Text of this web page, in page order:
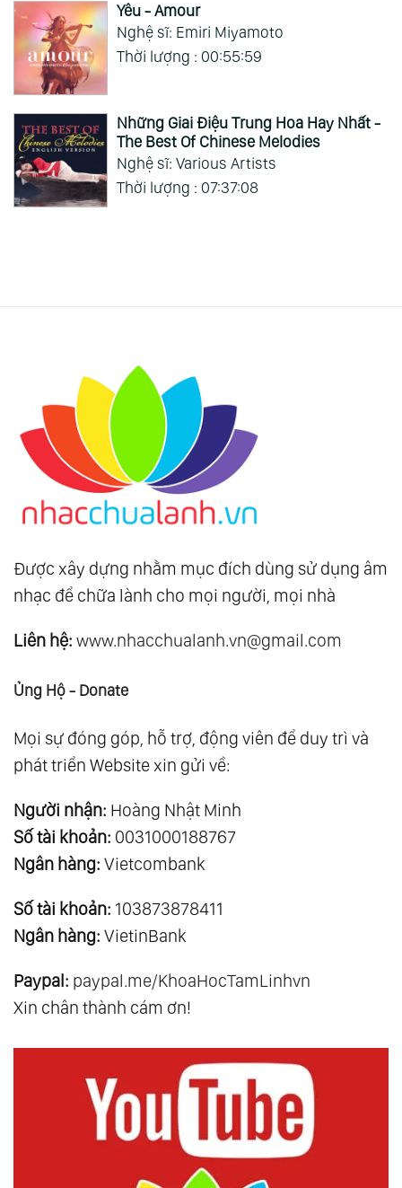
Yêu - Amour
Nghệ sĩ: Emiri Miyamoto
Thời lượng : 00:55:59
Những Giai Điệu Trung Hoa Hay Nhất -
The Best Of Chinese Melodies
Nghệ sĩ: Various Artists
Thời lượng : 07:37:08
Được xây dựng nhằm mục đích dùng sử dụng âm
nhạc để chữa lành cho mọi người, mọi nhà
Liên hệ: www.nhacchualanh.vn@gmail.com
Ủng Hộ - Donate
Mọi sự đóng góp, hỗ trợ, động viên để duy trì và
phát triển Website xin gửi về:
Người nhận: Hoàng Nhật Minh
Số tài khoản: 0031000188767
Ngân hàng: Vietcombank
Số tài khoản: 103873878411
Ngân hàng: VietinBank
Paypal: paypal.me/KhoaHocTamLinhvn
Xin chân thành cám ơn!